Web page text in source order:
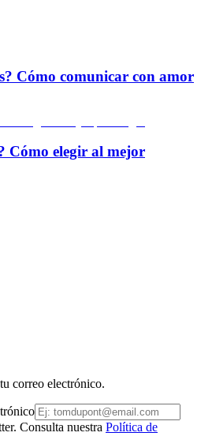
Cómo comunicar con amor
Cómo elegir al mejor
correo electrónico.
Consulta nuestra Política de